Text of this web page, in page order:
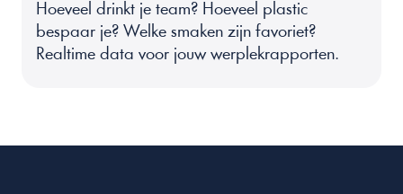
Hoeveel drinkt je team? Hoeveel plastic
bespaar je? Welke smaken zijn favoriet?
Realtime data voor jouw werplekrapporten.